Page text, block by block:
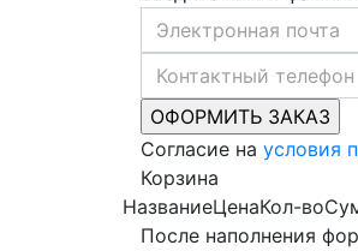
Согласие на условия
Корзина
НазваниеЦенаКол-во
После наполнения